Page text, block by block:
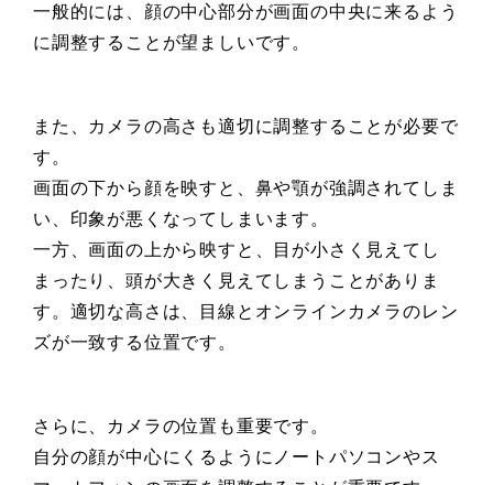
一般的には、顔の中心部分が画面の中央に来るよう
に調整することが望ましいです。
また、カメラの高さも適切に調整することが必要で
す。
画面の下から顔を映すと、鼻や顎が強調されてしま
い、印象が悪くなってしまいます。
一方、画面の上から映すと、目が小さく見えてし
まったり、頭が大きく見えてしまうことがありま
す。適切な高さは、目線とオンラインカメラのレン
ズが一致する位置です。
さらに、カメラの位置も重要です。
自分の顔が中心にくるようにノートパソコンやス